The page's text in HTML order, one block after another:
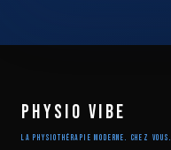
PHYSIO VIBE
LA PHYSIOTHÉRAPIE MODERNE. CHEZ VOUS.